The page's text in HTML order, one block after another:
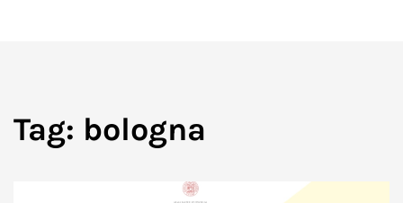
Tag: bologna